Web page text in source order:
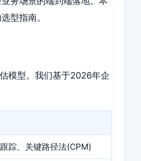
型指南。
模型。我们基于2026年企
踪、关键路径法(CPM)